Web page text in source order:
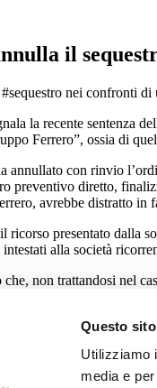
Questo
Utilizziamo
media e
il
nei confronti di
la recente sentenza
Ferrero”, ossia di
annullato con rinvio
preventivo diretto,
avrebbe distratto in
ricorso presentato dalla
alla società
non trattandosi nel
non è di per sé
ordine alla libera